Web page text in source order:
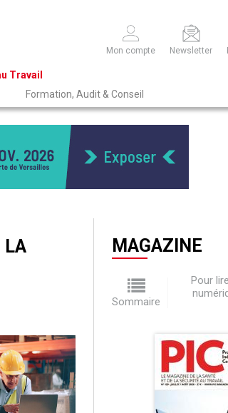
Travail
Mon compte Newsletter
Formation, Audit & Conseil
LA
MAGAZINE
Sommaire
Pour